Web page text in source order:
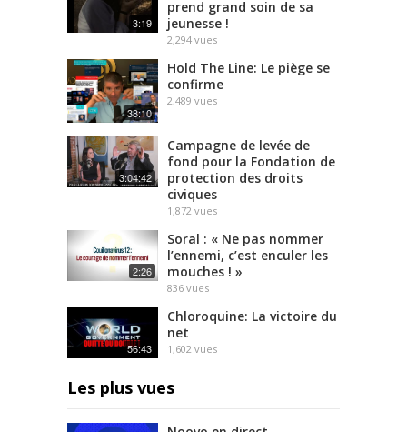
3:19
prend grand soin de sa
jeunesse !
2,294 vues
38:10
Hold The Line: Le piège se
confirme
2,489 vues
3:04:42
Campagne de levée de
fond pour la Fondation de
protection des droits
civiques
1,872 vues
2:26
Soral : « Ne pas nommer
l’ennemi, c’est enculer les
mouches ! »
836 vues
56:43
Chloroquine: La victoire du
net
1,602 vues
Les plus vues